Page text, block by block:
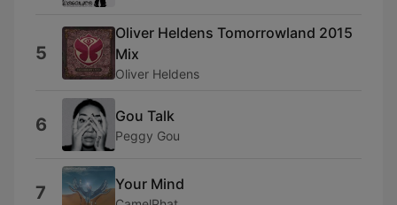
5
Oliver Heldens Tomorrowland 2015
Mix
Oliver Heldens
6 Gou Talk
Peggy Gou
7 Your Mind